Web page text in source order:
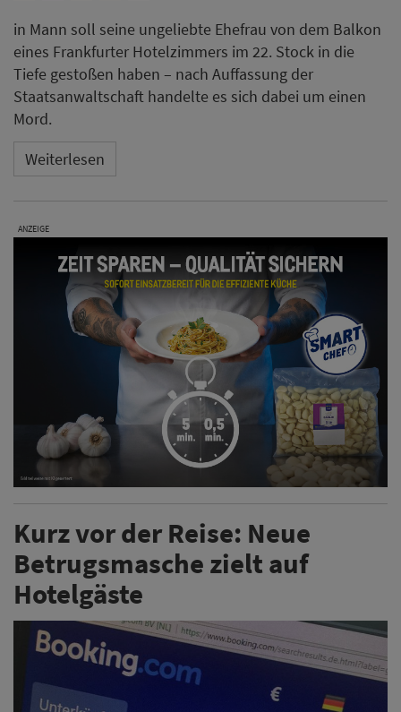
in Mann soll seine ungeliebte Ehefrau von dem Balkon
eines Frankfurter Hotelzimmers im 22. Stock in die
Tiefe gestoßen haben – nach Auffassung der
Staatsanwaltschaft handelte es sich dabei um einen
Mord.
Weiterlesen
ANZEIGE
Kurz vor der Reise: Neue
Betrugsmasche zielt auf
Hotelgäste